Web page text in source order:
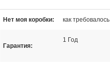
Нет моя коробки: как требовалось
Гарантия:
1 Год